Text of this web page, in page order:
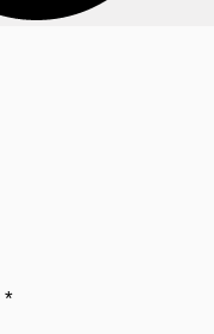
*